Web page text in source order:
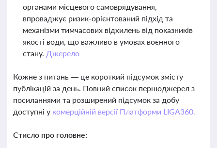
органами місцевого самоврядування,
впроваджує ризик-орієнтований підхід та
механізми тимчасових відхилень від показників
якості води, що важливо в умовах воєнного
стану. Джерело
Кожне з питань — це короткий підсумок змісту
публікацій за день. Повний список першоджерел з
посиланнями та розширений підсумок за добу
доступні у комерційній версії Платформи LIGA360.
Стисло про головне: